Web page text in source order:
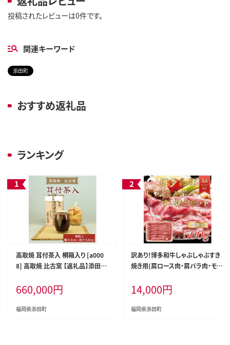
投稿されたレビューは0件です。
関連キーワード
添田町
おすすめ返礼品
ランキング
高取焼 耳付茶入 桐箱入り [a000
8] 高取焼 比古窯 【返礼品】添田町
660,000円
福岡県添田町
訳あり！博多和牛しゃぶしゃぶすき
焼き用(肩ロース肉・肩バラ肉・モモ
Plus ※配送不可：離島【返礼品】添
田町 ふるさと納税
14,000円
福岡県添田町